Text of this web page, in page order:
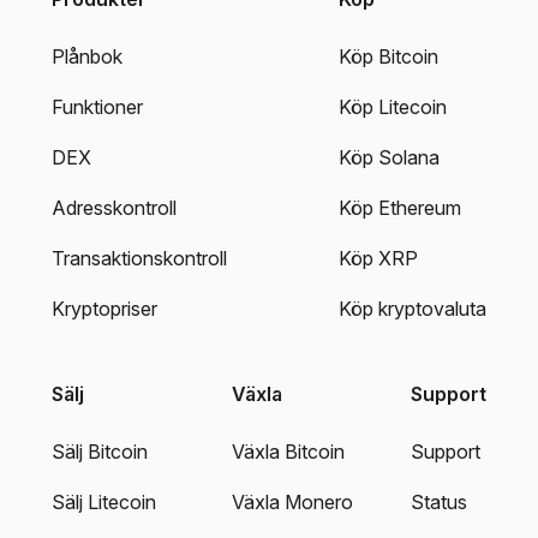
Plånbok
Funktioner
DEX
Adresskontroll
Transaktionskontroll
Kryptopriser
Köp Bitcoin
Köp Litecoin
Köp Solana
Köp Ethereum
Köp XRP
Köp kryptovaluta
Sälj
Sälj Bitcoin
Sälj Litecoin
Växla
Växla Bitcoin
Växla Monero
Support
Support
Status